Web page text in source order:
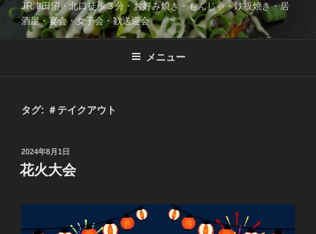
キ
JR津田沼・北口徒歩３分・お好み焼き・もんじゃ・鉄板焼き・居
酒屋・宴会・女子会・歓送迎会
メニュー
タグ: ＃テイクアウト
投
稿
日:
2024年8月1日
花火大会